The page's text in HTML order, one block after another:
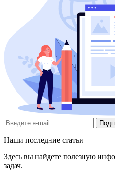
Наши последние статьи
Здесь вы найдете полезную
задач.